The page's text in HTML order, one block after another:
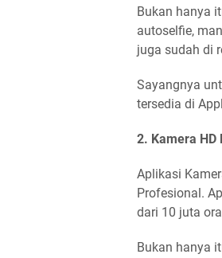
Bukan hanya
autoselfie,
juga sudah di
Sayangnya
tersedia di
2. Kamera HD
Aplikasi
Profesional.
dari 10 juta
Bukan hanya